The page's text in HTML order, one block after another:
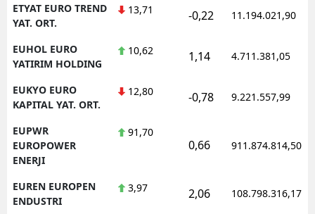
ETYAT EURO TREND
YAT. ORT.
13,71 -0,22 11.194.021,90
EUHOL EURO
YATIRIM HOLDING
10,62 1,14 4.711.381,05
EUKYO EURO
KAPITAL YAT. ORT.
12,80 -0,78 9.221.557,99
EUPWR
EUROPOWER
ENERJI
91,70
0,66 911.874.814,50
EUREN EUROPEN
ENDUSTRI
3,97 2,06 108.798.316,17